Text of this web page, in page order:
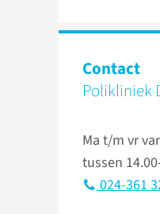
Contact
Polikliniek
Ma t/m vr
tussen
024-361